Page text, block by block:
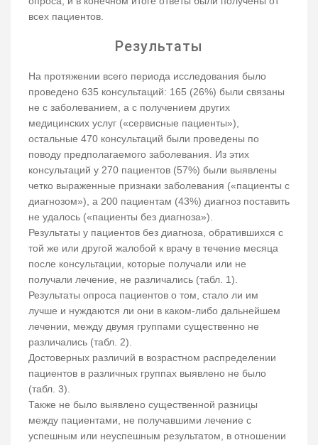
всех пациентов.
Результаты
На протяжении всего периода исследования было
проведено 635 консультаций: 165 (26%) были связаны
не с заболеванием, а с получением других
медицинских услуг («сервисные пациенты»),
остальные 470 консультаций были проведены по
поводу предполагаемого заболевания. Из этих
консультаций у 270 пациентов (57%) были выявлены
четко выраженные признаки заболевания («пациенты с
диагнозом»), а 200 пациентам (43%) диагноз поставить
не удалось («пациенты без диагноза»).
Результаты у пациентов без диагноза, обратившихся с
той же или другой жалобой к врачу в течение месяца
после консультации, которые получали или не
получали лечение, не различались (табл. 1).
Результаты опроса пациентов о том, стало ли им
лучше и нуждаются ли они в каком-либо дальнейшем
лечении, между двумя группами существенно не
различались (табл. 2).
Достоверных различий в возрастном распределении
пациентов в различных группах выявлено не было
(табл. 3).
Также не было выявлено существенной разницы
между пациентами, не получавшими лечение с
успешным или неуспешным результатом, в отношении